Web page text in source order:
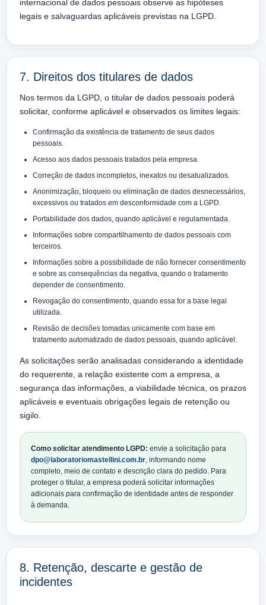
internacional de dados pessoais observe as hipóteses
legais e salvaguardas aplicáveis previstas na LGPD.
7. Direitos dos titulares de dados
Nos termos da LGPD, o titular de dados pessoais poderá
solicitar, conforme aplicável e observados os limites legais:
Confirmação da existência de tratamento de seus dados
pessoais.
Acesso aos dados pessoais tratados pela empresa.
Correção de dados incompletos, inexatos ou desatualizados.
Anonimização, bloqueio ou eliminação de dados desnecessários,
excessivos ou tratados em desconformidade com a LGPD.
Portabilidade dos dados, quando aplicável e regulamentada.
Informações sobre compartilhamento de dados pessoais com
terceiros.
Informações sobre a possibilidade de não fornecer consentimento
e sobre as consequências da negativa, quando o tratamento
depender de consentimento.
Revogação do consentimento, quando essa for a base legal
utilizada.
Revisão de decisões tomadas unicamente com base em
tratamento automatizado de dados pessoais, quando aplicável.
As solicitações serão analisadas considerando a identidade
do requerente, a relação existente com a empresa, a
segurança das informações, a viabilidade técnica, os prazos
aplicáveis e eventuais obrigações legais de retenção ou
sigilo.
Como solicitar atendimento LGPD: envie a solicitação para
dpo@laboratoriomastellini.com.br, informando nome
completo, meio de contato e descrição clara do pedido. Para
proteger o titular, a empresa poderá solicitar informações
adicionais para confirmação de identidade antes de responder
à demanda.
8. Retenção, descarte e gestão de
incidentes